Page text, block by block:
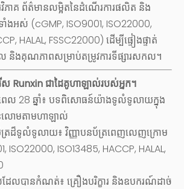
វិភាគ ព័ត៌មានលម្អិតនៃដំណើរការផលិត និង
ទាំងអស់ (cGMP, ISO9001, ISO22000,
HALAL, FSSC22000) ដើម្បីផ្ទៀងផ្ទាត់
និងគុណភាពសម្រាប់តម្រូវការទីផ្សារសកល។
ស Runxin ជាដៃគូហាឡាល់របស់អ្នក។
ល 28 ឆ្នាំ៖ បទពិសោធន៍យ៉ាងទូលំទូលាយក្នុង
ោមតាមហាឡាល់
ត្រដ៏ទូលំទូលាយ៖ វិញ្ញាបនប័ត្រពេញលេញក្រោម
ISO22000, ISO13485, HACCP, HALAL,
ែលបានកំណត់៖ គ្រឿងបរិក្ខារ និងឧបករណ៍ដាច់